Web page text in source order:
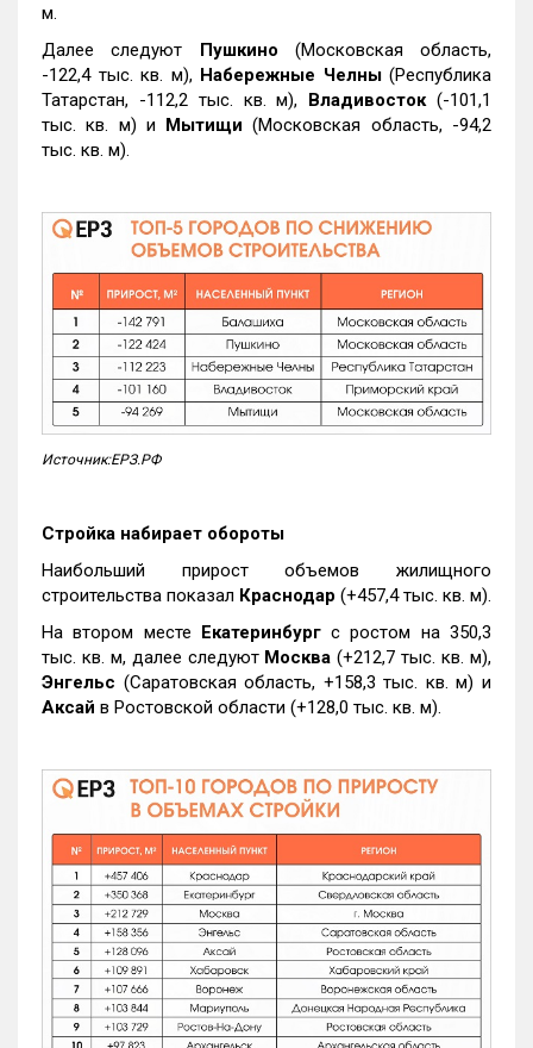
м.
Далее следуют Пушкино (Московская область,
-122,4 тыс. кв. м), Набережные Челны(Республика
Татарстан, -112,2 тыс. кв. м), Владивосток(-101,1
тыс. кв. м) и Мытищи (Московская область, -94,2
тыс. кв. м).
Источник:ЕРЗ.РФ
Стройка набирает обороты
Наибольший прирост объемов жилищного
строительства показал Краснодар (+457,4 тыс. кв. м).
На втором месте Екатеринбургс ростом на 350,3
тыс. кв. м, далее следуют Москва (+212,7 тыс. кв. м),
Энгельс (Саратовская область, +158,3 тыс. кв. м) и
Аксай в Ростовской области (+128,0 тыс. кв. м).